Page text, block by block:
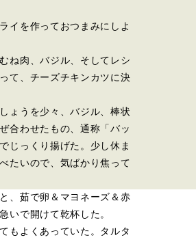
イを作っておつまみにしよ
ね肉、バジル、そしてレシ
て、チーズチキンカツに決
ょうを少々、バジル、棒状
合わせたもの、通称「バッ
じっくり揚げた。少し休ま
たいので、気ばかり焦って
、茹で卵＆マヨネーズ＆赤
いで開けて乾杯した。
もよくあっていた。タルタ